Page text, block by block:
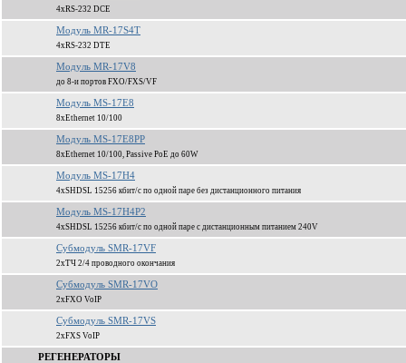
4xRS-232 DCE
Модуль MR-17S4T
4xRS-232 DTE
Модуль MR-17V8
до 8-и портов FXO/FXS/VF
Модуль MS-17E8
8xEthernet 10/100
Модуль MS-17E8PP
8xEthernet 10/100, Passive PoE до 60W
Модуль MS-17H4
4xSHDSL 15256 кбит/c по одной паре без дистанционного питания
Модуль MS-17H4P2
4xSHDSL 15256 кбит/c по одной паре c дистанционным питанием 240V
Субмодуль SMR-17VF
2xТЧ 2/4 проводного окончания
Субмодуль SMR-17VO
2xFXO VoIP
Субмодуль SMR-17VS
2xFXS VoIP
РЕГЕНЕРАТОРЫ